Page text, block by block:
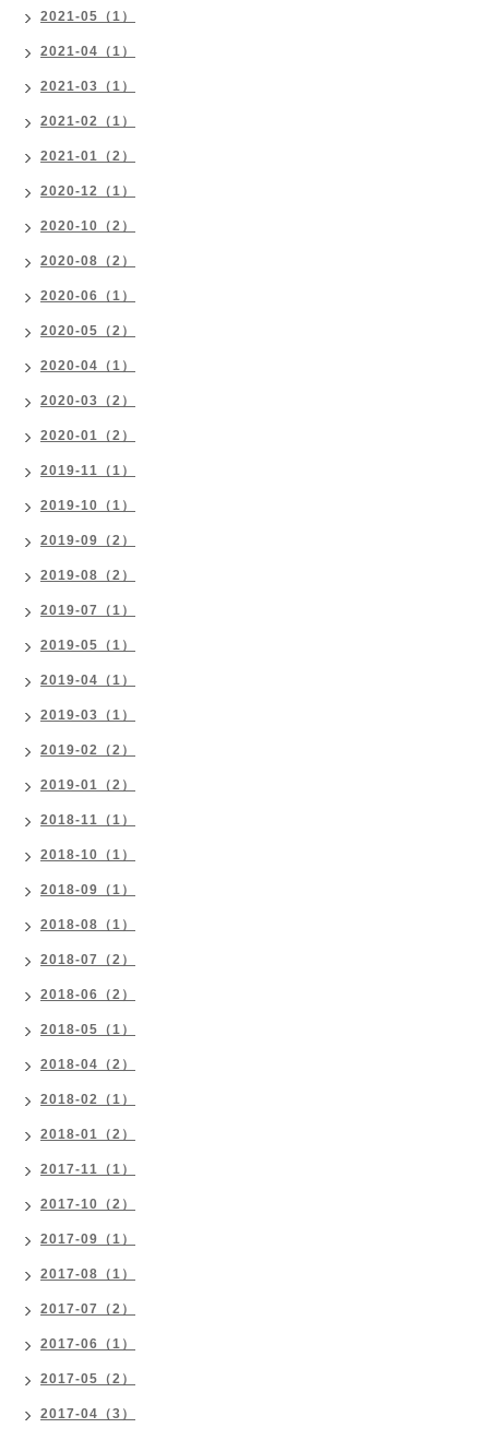
2021-05（1）
2021-04（1）
2021-03（1）
2021-02（1）
2021-01（2）
2020-12（1）
2020-10（2）
2020-08（2）
2020-06（1）
2020-05（2）
2020-04（1）
2020-03（2）
2020-01（2）
2019-11（1）
2019-10（1）
2019-09（2）
2019-08（2）
2019-07（1）
2019-05（1）
2019-04（1）
2019-03（1）
2019-02（2）
2019-01（2）
2018-11（1）
2018-10（1）
2018-09（1）
2018-08（1）
2018-07（2）
2018-06（2）
2018-05（1）
2018-04（2）
2018-02（1）
2018-01（2）
2017-11（1）
2017-10（2）
2017-09（1）
2017-08（1）
2017-07（2）
2017-06（1）
2017-05（2）
2017-04（3）